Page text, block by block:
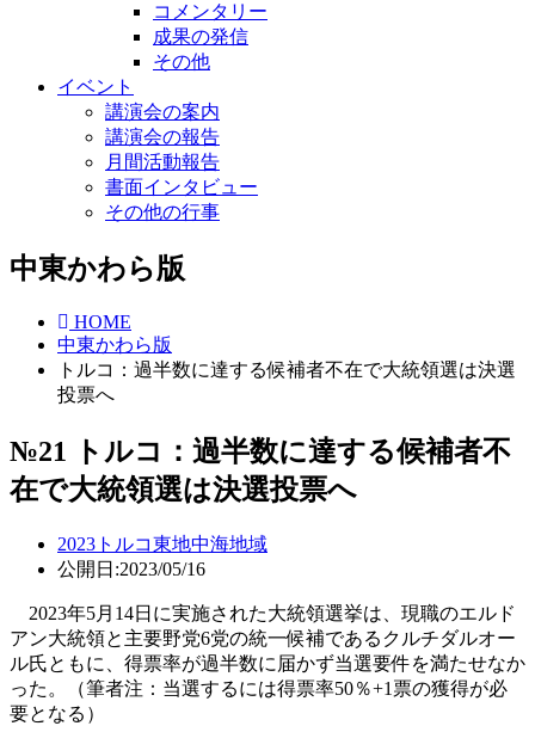
コメンタリー
成果の発信
その他
イベント
講演会の案内
講演会の報告
月間活動報告
書面インタビュー
その他の行事
中東かわら版
HOME
中東かわら版
トルコ：過半数に達する候補者不在で大統領選は決選
投票へ
№21 トルコ：過半数に達する候補者不
在で大統領選は決選投票へ
2023 トルコ東地中海地域
公開日:2023/05/16
2023年5月14日に実施された大統領選挙は、現職のエルド
アン大統領と主要野党6党の統一候補であるクルチダルオー
ル氏ともに、得票率が過半数に届かず当選要件を満たせなか
った。（筆者注：当選するには得票率50％+1票の獲得が必
要となる）